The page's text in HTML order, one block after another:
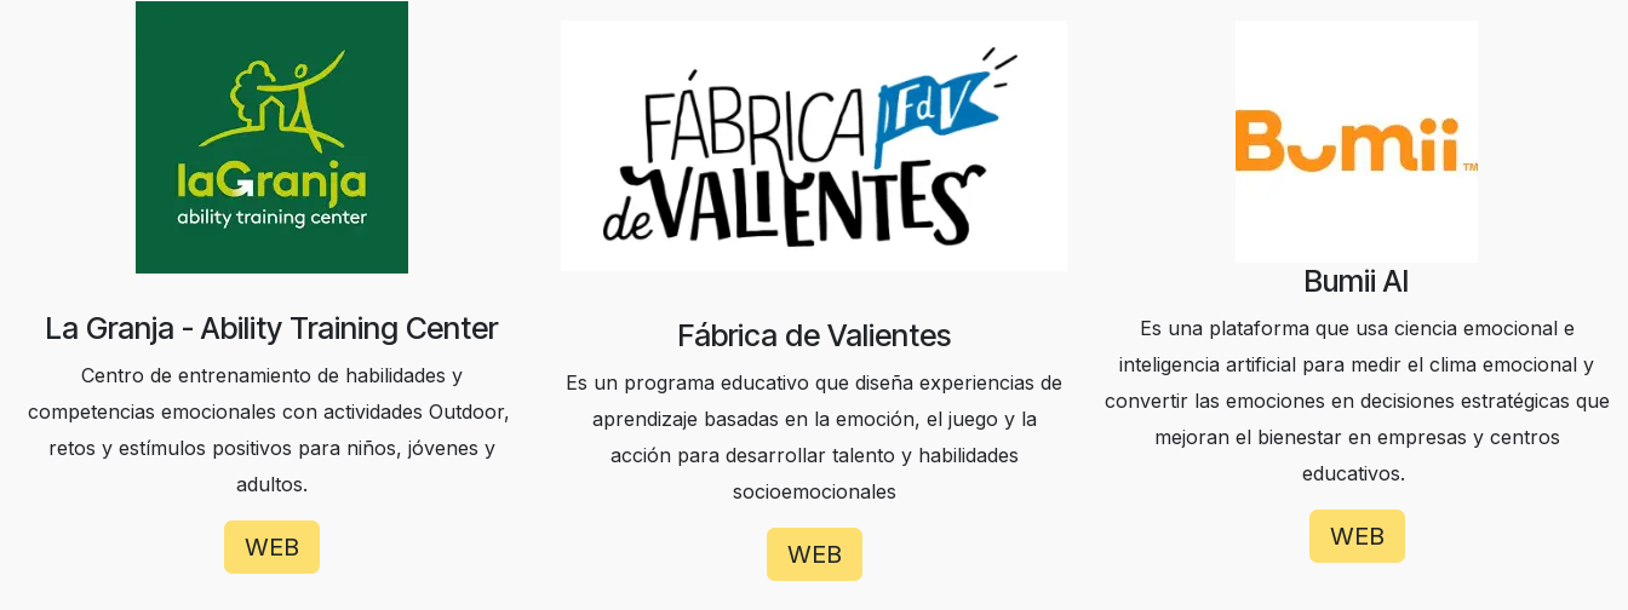
La Granja - Ability Training Center
Centro de entrenamiento de habilidades y
competencias emocionales con actividades Outdoor,
retos y estímulos positivos para niños, jóvenes y
adultos.
WEB
Fábrica de Valientes
Es un programa educativo que diseña experiencias de
aprendizaje basadas en la emoción, el juego y la
acción para desarrollar talento y habilidades
socioemocionales
WEB
Bumii AI
Es una plataforma que usa ciencia emocional e
inteligencia artificial para medir el clima emocional y
convertir las emociones en decisiones estratégicas que
mejoran el bienestar en empresas y centros
educativos.
WEB